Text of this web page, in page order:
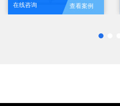
在线咨询 查看案例